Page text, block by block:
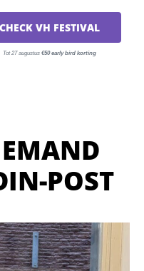
CHECK VH FESTIVAL
Tot 27 augustus€50 early bird korting
POST